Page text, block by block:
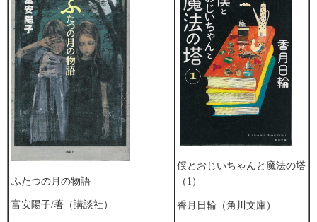
ふたつの月の物語
富安陽子/著（講談社）
僕とおじいちゃんと魔法の塔
（1）
香月日輪（角川文庫）